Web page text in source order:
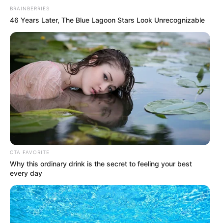
The 10 Most Stunning Women From Lebanon -
Who Is Your Favorite?
Brainberries